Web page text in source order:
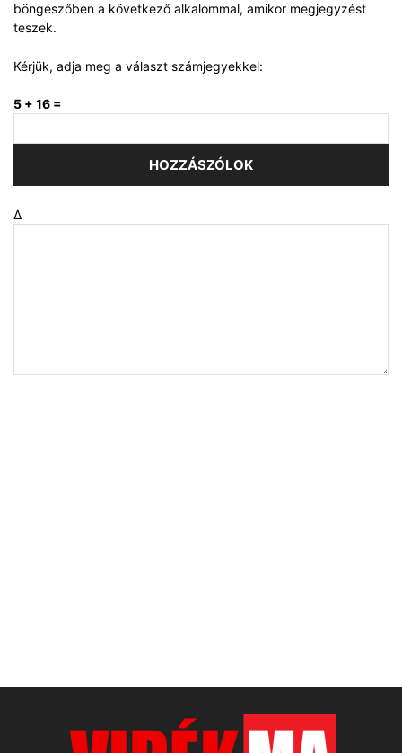
böngészőben a következő alkalommal, amikor megjegyzést
teszek.
Kérjük, adja meg a választ számjegyekkel:
5 + 16 =
Δ